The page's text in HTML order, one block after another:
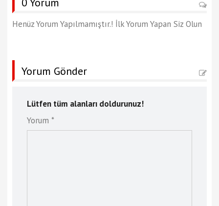
Henüz Yorum Yapılmamıştır.! İlk Yorum Yapan Siz Olun
Yorum Gönder
Lütfen tüm alanları doldurunuz!
Yorum *